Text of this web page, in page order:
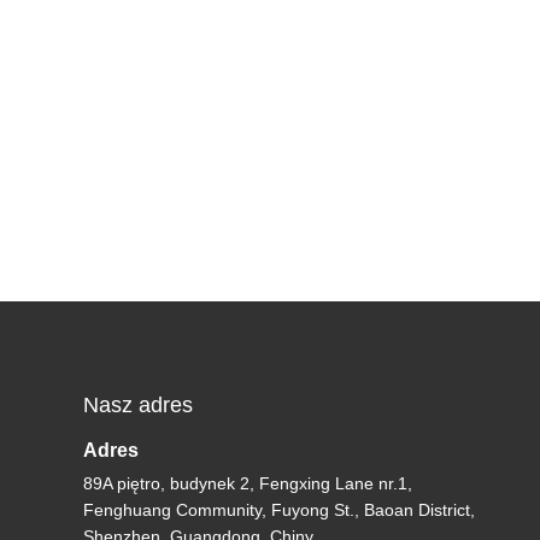
Nasz adres
Adres
89A piętro, budynek 2, Fengxing Lane nr.1,
Fenghuang Community, Fuyong St., Baoan District,